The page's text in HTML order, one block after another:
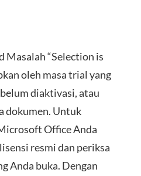
Masalah “Selection is
oleh masa trial yang
diaktivasi, atau
dokumen. Untuk
Office Anda
resmi dan periksa
Anda buka. Dengan